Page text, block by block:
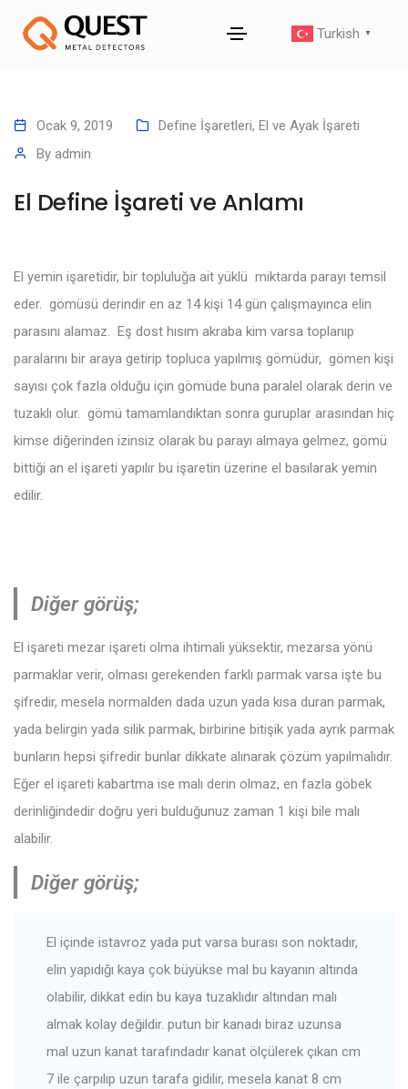
Turkish ▼
Ocak 9, 2019 Define İşaretleri, El ve Ayak İşareti
By admin
El Define İşareti ve Anlamı
El yemin işaretidir, bir topluluğa ait yüklü miktarda parayı temsil
eder. gömüsü derindir en az 14 kişi 14 gün çalışmayınca elin
parasını alamaz. Eş dost hısım akraba kim varsa toplanıp
paralarını bir araya getirip topluca yapılmış gömüdür, gömen kişi
sayısı çok fazla olduğu için gömüde buna paralel olarak derin ve
tuzaklı olur. gömü tamamlandıktan sonra guruplar arasından hiç
kimse diğerinden izinsiz olarak bu parayı almaya gelmez, gömü
bittiği an el işareti yapılır bu işaretin üzerine el basılarak yemin
edilir.
Diğer görüş;
El işareti mezar işareti olma ihtimali yüksektir, mezarsa yönü
parmaklar verir, olması gerekenden farklı parmak varsa işte bu
şifredir, mesela normalden dada uzun yada kısa duran parmak,
yada belirgin yada silik parmak, birbirine bitişik yada ayrık parmak
bunların hepsi şifredir bunlar dikkate alınarak çözüm yapılmalıdır.
Eğer el işareti kabartma ise malı derin olmaz, en fazla göbek
derinliğindedir doğru yeri bulduğunuz zaman 1 kişi bile malı
alabilir.
Diğer görüş;
El içinde istavroz yada put varsa burası son noktadır,
elin yapıdığı kaya çok büyükse mal bu kayanın altında
olabilir, dikkat edin bu kaya tuzaklıdır altından malı
almak kolay değildir. putun bir kanadı biraz uzunsa
mal uzun kanat tarafındadır kanat ölçülerek çıkan cm
7 ile çarpılıp uzun tarafa gidilir, mesela kanat 8 cm